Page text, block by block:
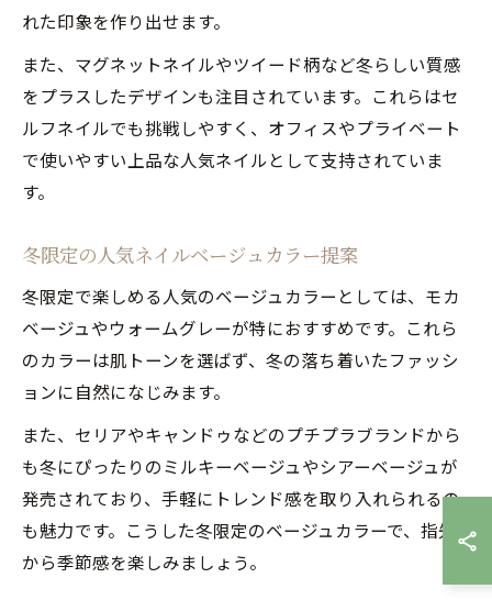
れた印象を作り出せます。
また、マグネットネイルやツイード柄など冬らしい質感
をプラスしたデザインも注目されています。これらはセ
ルフネイルでも挑戦しやすく、オフィスやプライベート
で使いやすい上品な人気ネイルとして支持されていま
す。
冬限定の人気ネイルベージュカラー提案
冬限定で楽しめる人気のベージュカラーとしては、モカ
ベージュやウォームグレーが特におすすめです。これら
のカラーは肌トーンを選ばず、冬の落ち着いたファッシ
ョンに自然になじみます。
また、セリアやキャンドゥなどのプチプラブランドから
も冬にぴったりのミルキーベージュやシアーベージュが
発売されており、手軽にトレンド感を取り入れられるの
も魅力です。こうした冬限定のベージュカラーで、指先
から季節感を楽しみましょう。